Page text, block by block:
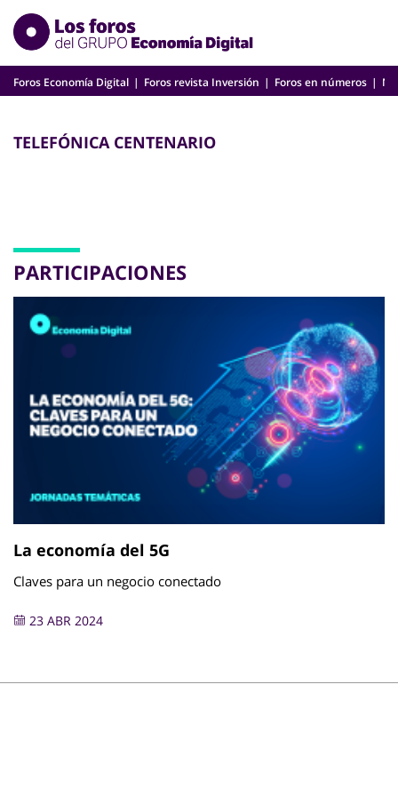
Skip
content
Foros Economía Digital Foros revista Inversión Foros en números
TELEFÓNICA CENTENARIO
PARTICIPACIONES
La economía del 5G
Claves para un negocio conectado
23 ABR 2024